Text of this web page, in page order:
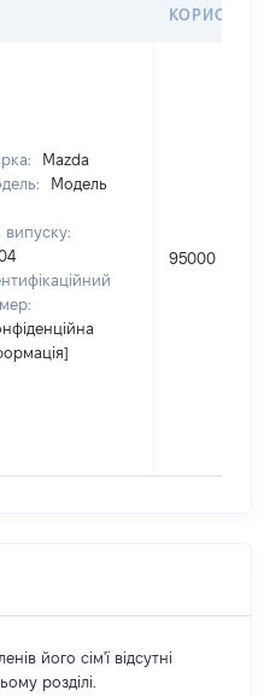
Mazda
Модель
випуску:
95000
його сім'ї відсутні
розділі.